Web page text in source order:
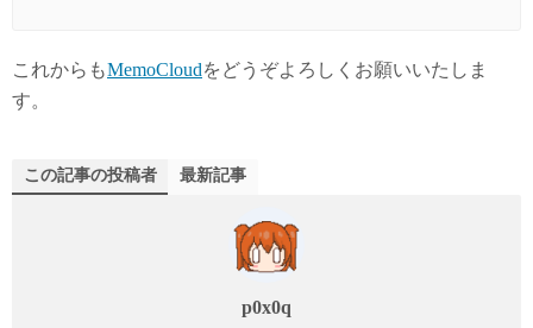
これからもMemoCloudをどうぞよろしくお願いいたしま
す。
この記事の投稿者 最新記事
p0x0q